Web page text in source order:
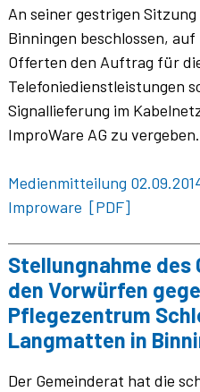
An seiner gestrigen
Binningen beschlossen,
Offerten den Auftrag für
Telefoniedienstleistungen
Signallieferung im
ImproWare AG zu vergeben.
Medienmitteilung
Improware [PDF]
Stellungnahme des
den Vorwürfen
Pflegezentrum
Langmatten in
Der Gemeinderat hat die